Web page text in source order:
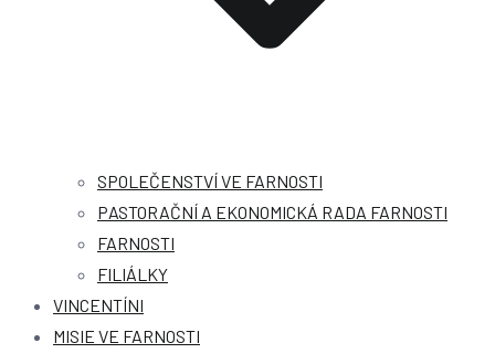
SPOLEČENSTVÍ VE FARNOSTI
PASTORAČNÍ A EKONOMICKÁ RADA FARNOSTI
FARNOSTI
FILIÁLKY
VINCENTÍNI
MISIE VE FARNOSTI